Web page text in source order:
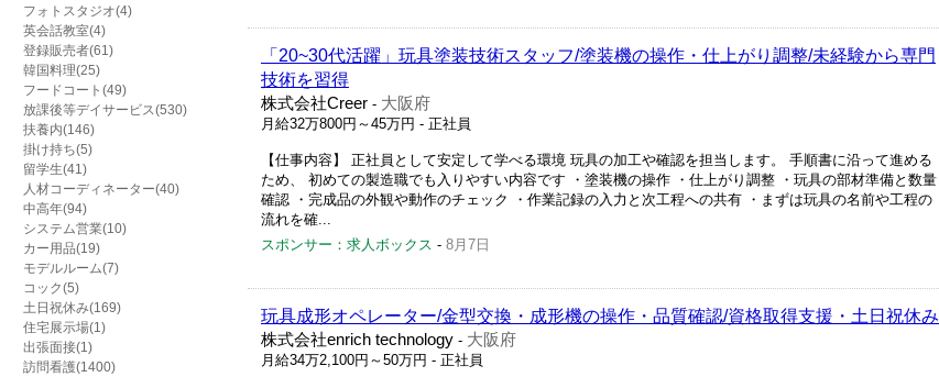
フォトスタジオ(4)
英会話教室(4)
登録販売者(61)
韓国料理(25)
フードコート(49)
放課後等デイサービス(530)
扶養内(146)
掛け持ち(5)
留学生(41)
人材コーディネーター(40)
中高年(94)
システム営業(10)
カー用品(19)
モデルルーム(7)
コック(5)
土日祝休み(169)
住宅展示場(1)
出張面接(1)
訪問看護(1400)
「20~30代活躍」玩具塗装技術スタッフ/塗装機の操作・仕上がり調整/未経験から専門
技術を習得
株式会社Creer - 大阪府
月給32万800円～45万円 - 正社員
【仕事内容】 正社員として安定して学べる環境 玩具の加工や確認を担当します。 手順書に沿って進める
ため、 初めての製造職でも入りやすい内容です ・塗装機の操作 ・仕上がり調整 ・玩具の部材準備と数量
確認 ・完成品の外観や動作のチェック ・作業記録の入力と次工程への共有 ・まずは玩具の名前や工程の
流れを確...
スポンサー：求人ボックス - 8月7日
玩具成形オペレーター/金型交換・成形機の操作・品質確認/資格取得支援・土日祝休み
株式会社enrich technology - 大阪府
月給34万2,100円～50万円 - 正社員